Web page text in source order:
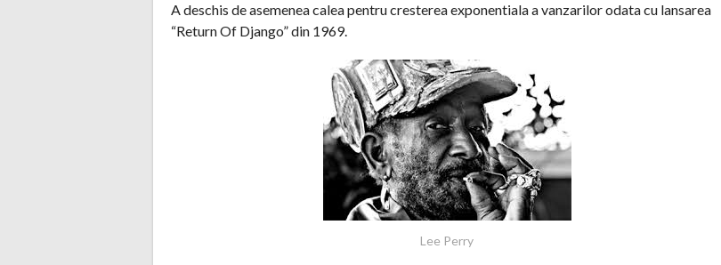
A deschis de asemenea calea pentru cresterea exponentiala a vanzarilor odata cu lansarea
“Return Of Django” din 1969.
Lee Perry